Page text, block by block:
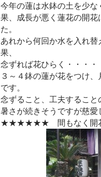
今年の蓮は水鉢の土を少
果、成長が悪く蓮花の開
た。
あれから何回か水を入れ
果、
念ずれば花ひらく・・・・
３～４鉢の蓮が花をつけ
です。
念ずること、工夫するこ
暑さが続きそうですが慈
★★★★★★ 間もなく開花